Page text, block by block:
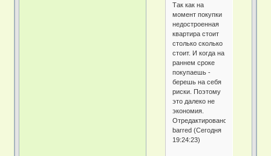
Так как на
момент покупки
недостроенная
квартира стоит
столько сколько
стоит. И когда на
раннем сроке
покупаешь -
берешь на себя
риски. Поэтому
это далеко не
экономия.
Отредактировано
barred (Сегодня
19:24:23)